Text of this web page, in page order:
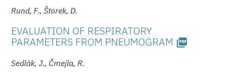
Rund, F., Štorek, D.
EVALUATION OF RESPIRATORY
PARAMETERS FROM PNEUMOGRAM picture_as_pdf
Sedlák, J., Čmejla, R.